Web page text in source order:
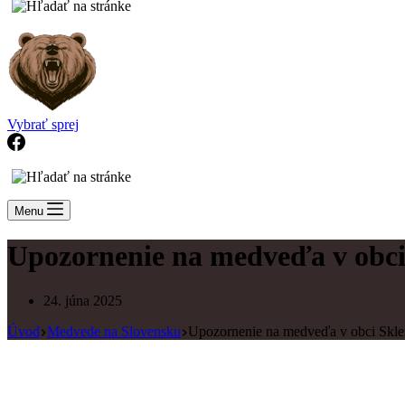
Vybrať sprej
Menu
Upozornenie na medveďa v
24. júna 2025
Úvod Medvede na Slovensku Upozornenie na medveďa v obci